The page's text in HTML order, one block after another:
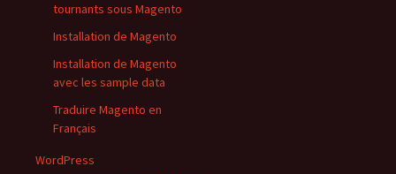
tournants sous Magento
Installation de Magento
Installation de Magento
avec les sample data
Traduire Magento en
Français
WordPress